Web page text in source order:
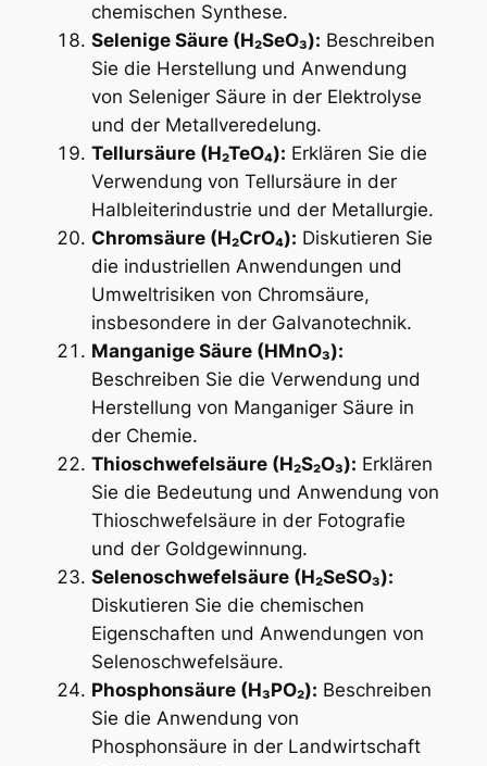
chemischen Synthese.
Selenige Säure (H₂SeO₃): Beschreiben
Sie die Herstellung und Anwendung
von Seleniger Säure in der Elektrolyse
und der Metallveredelung.
Tellursäure (H₂TeO₄): Erklären Sie die
Verwendung von Tellursäure in der
Halbleiterindustrie und der Metallurgie.
Chromsäure (H₂CrO₄): Diskutieren Sie
die industriellen Anwendungen und
Umweltrisiken von Chromsäure,
insbesondere in der Galvanotechnik.
Manganige Säure (HMnO₃):
Beschreiben Sie die Verwendung und
Herstellung von Manganiger Säure in
der Chemie.
Thioschwefelsäure (H₂S₂O₃): Erklären
Sie die Bedeutung und Anwendung von
Thioschwefelsäure in der Fotografie
und der Goldgewinnung.
Selenoschwefelsäure (H₂SeSO₃):
Diskutieren Sie die chemischen
Eigenschaften und Anwendungen von
Selenoschwefelsäure.
Phosphonsäure (H₃PO₂): Beschreiben
Sie die Anwendung von
Phosphonsäure in der Landwirtschaft